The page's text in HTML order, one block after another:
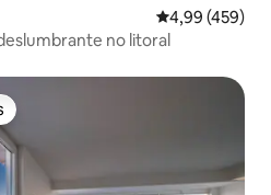
4,99 de uma
4,99 (459)
no litoral
dos hóspedes